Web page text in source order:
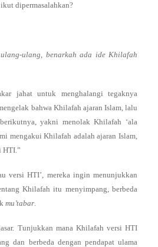
dipermasalahkan?
ulang, benarkah ada ide Khilafah
jahat untuk menghalangi tegaknya
bahwa Khilafah ajaran Islam, lalu
yakni menolak Khilafah ‘ala
mengakui Khilafah adalah ajaran Islam,
HTI.”
versi HTI’, mereka ingin menunjukkan
Khilafah itu menyimpang, berbeda
mu’tabar.
Tunjukkan mana Khilafah versi HTI
dan berbeda dengan pendapat ulama